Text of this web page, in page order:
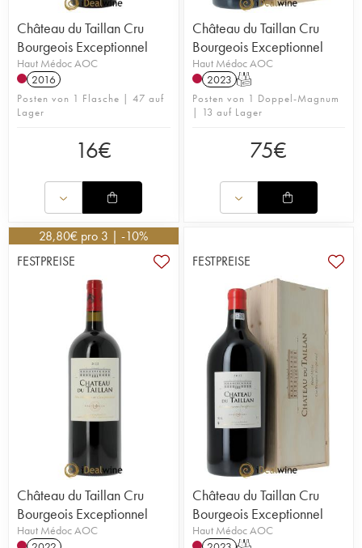
Château du Taillan Cru
Bourgeois Exceptionnel
Haut Médoc AOC
2016
Posten von 1 Flasche | 47 auf
Lager
16€
Château du Taillan Cru
Bourgeois Exceptionnel
Haut Médoc AOC
2023 T
Posten von 1 Doppel-Magnum
| 13 auf Lager
75€
28,80€ pro 3 | -10%
FESTPREISE
Château du Taillan Cru
Bourgeois Exceptionnel
Haut Médoc AOC
FESTPREISE
Château du Taillan Cru
Bourgeois Exceptionnel
Haut Médoc AOC